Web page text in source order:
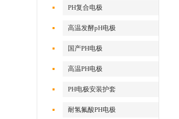
PH复合电极
高温发酵pH电极
国产PH电极
高温PH电极
PH电极安装护套
耐氢氟酸PH电极